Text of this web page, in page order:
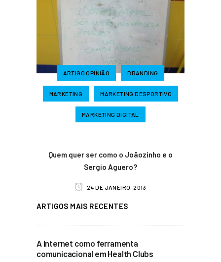
ARTIGO OPINIÃO BRANDING
MARKETING MARKETING DESPORTIVO
MARKETING DIGITAL
Quem quer ser como o Joãozinho e o
Sergio Aguero?
24 DE JANEIRO, 2013
ARTIGOS MAIS RECENTES
A Internet como ferramenta
comunicacional em Health Clubs